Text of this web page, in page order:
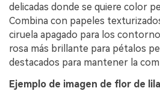
delicadas donde se quiere color
Combina con papeles
ciruela apagado para los
rosa más brillante para pétalos
destacados para mantener la
Ejemplo de imagen de flor de